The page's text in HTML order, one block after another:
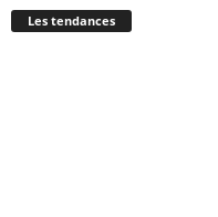
Les tendances